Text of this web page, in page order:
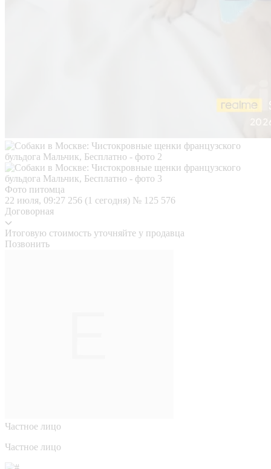
Фото питомца
22 июля, 09:27 256 (1 сегодня) № 125 576
Договорная
Итоговую стоимость уточняйте у продавца
Позвонить
Частное лицо
Частное лицо